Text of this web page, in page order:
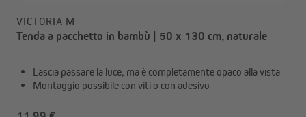
VICTORIA M
Tenda a pacchetto in bambù | 50 x 130 cm, naturale
Lascia passare la luce, ma è completamente opaco alla vista
Montaggio possibile con viti o con adesivo